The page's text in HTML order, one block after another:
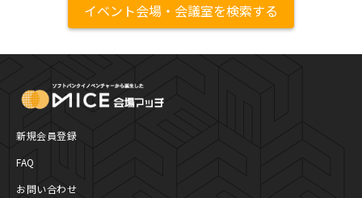
イベント会場・会議室を検索する
新規会員登録
FAQ
お問い合わせ